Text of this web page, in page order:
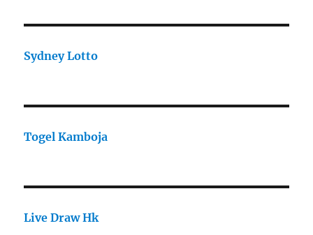
Sydney Lotto
Togel Kamboja
Live Draw Hk